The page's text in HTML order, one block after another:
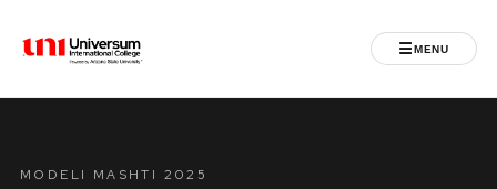
Universum University ☰MENU
MODELI MASHTI 2025